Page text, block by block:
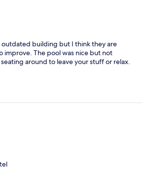
outdated building but I think they are
improve. The pool was nice but not
around to leave your stuff or relax.